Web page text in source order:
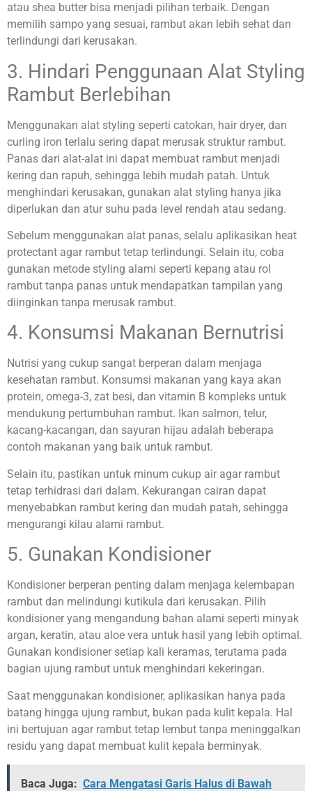
atau shea butter bisa menjadi pilihan terbaik. Dengan
memilih sampo yang sesuai, rambut akan lebih sehat dan
terlindungi dari kerusakan.
3. Hindari Penggunaan Alat Styling
Rambut Berlebihan
Menggunakan alat styling seperti catokan, hair dryer, dan
curling iron terlalu sering dapat merusak struktur rambut.
Panas dari alat-alat ini dapat membuat rambut menjadi
kering dan rapuh, sehingga lebih mudah patah. Untuk
menghindari kerusakan, gunakan alat styling hanya jika
diperlukan dan atur suhu pada level rendah atau sedang.
Sebelum menggunakan alat panas, selalu aplikasikan heat
protectant agar rambut tetap terlindungi. Selain itu, coba
gunakan metode styling alami seperti kepang atau rol
rambut tanpa panas untuk mendapatkan tampilan yang
diinginkan tanpa merusak rambut.
4. Konsumsi Makanan Bernutrisi
Nutrisi yang cukup sangat berperan dalam menjaga
kesehatan rambut. Konsumsi makanan yang kaya akan
protein, omega-3, zat besi, dan vitamin B kompleks untuk
mendukung pertumbuhan rambut. Ikan salmon, telur,
kacang-kacangan, dan sayuran hijau adalah beberapa
contoh makanan yang baik untuk rambut.
Selain itu, pastikan untuk minum cukup air agar rambut
tetap terhidrasi dari dalam. Kekurangan cairan dapat
menyebabkan rambut kering dan mudah patah, sehingga
mengurangi kilau alami rambut.
5. Gunakan Kondisioner
Kondisioner berperan penting dalam menjaga kelembapan
rambut dan melindungi kutikula dari kerusakan. Pilih
kondisioner yang mengandung bahan alami seperti minyak
argan, keratin, atau aloe vera untuk hasil yang lebih optimal.
Gunakan kondisioner setiap kali keramas, terutama pada
bagian ujung rambut untuk menghindari kekeringan.
Saat menggunakan kondisioner, aplikasikan hanya pada
batang hingga ujung rambut, bukan pada kulit kepala. Hal
ini bertujuan agar rambut tetap lembut tanpa meninggalkan
residu yang dapat membuat kulit kepala berminyak.
Baca Juga: Cara Mengatasi Garis Halus di Bawah